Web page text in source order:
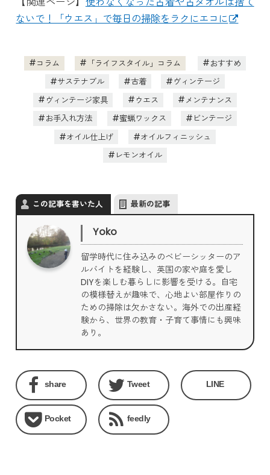
ないで！「ウエス」で毎日の掃除をラクにエコに
コラム 「ライフスタイル」コラム
おすすめ
サステナブル
古着
ヴィンテージ
ヴィンテージ家具
ウエス
メンテナンス
お手入れ方法
蜜蝋ワックス
ビンテージ
オイル仕上げ
オイルフィニッシュ
レモンオイル
この記事を書いた人 最新の記事
Yoko
留学時代に住み込みのベビーシッターのア
ルバイトを経験し、英国の家や庭を愛し
DIYを楽しむ暮らしに影響を受ける。自宅
の模様替えが趣味で、心地よい部屋作りの
ための掃除は欠かさない。海外での出産経
験から、世界の教育・子育て事情にも興味
あり。
share Tweet LINE
Pocket feedly